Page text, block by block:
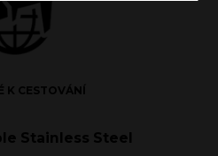
K CESTOVÁNÍ
Stainless Steel